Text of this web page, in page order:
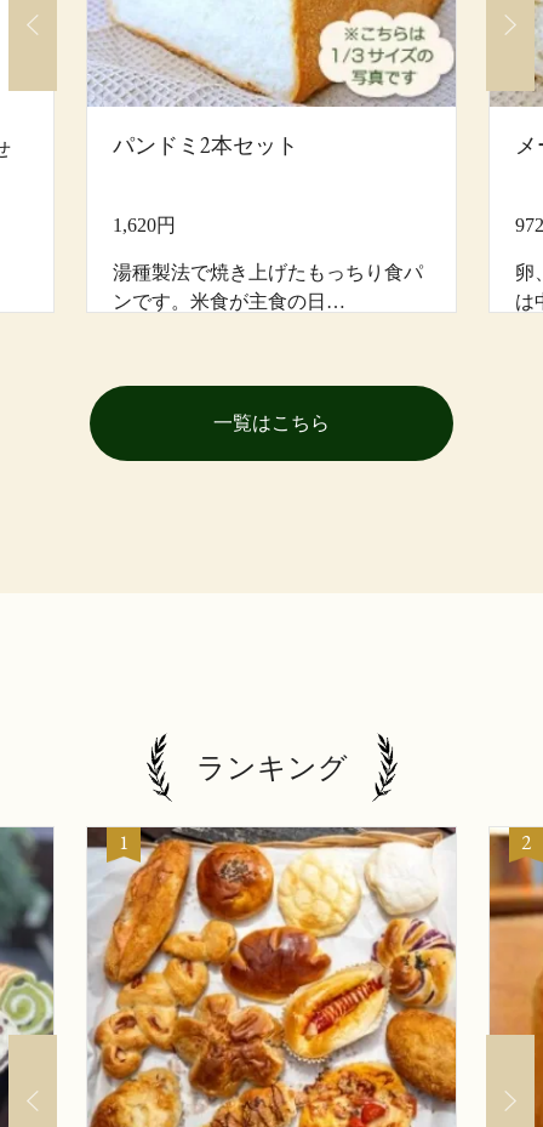
パンドミ2本セット
1,620円
湯種製法で焼き上げたもっちり食パ
ンです。米食が主食の日…
卵
は
一覧はこちら
ランキング
1 2